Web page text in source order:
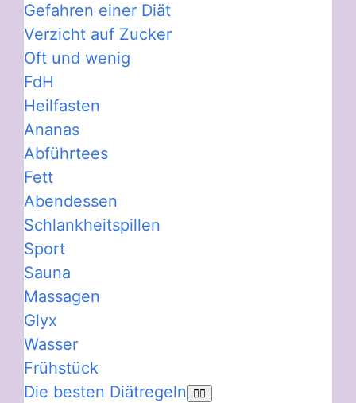
Gefahren einer Diät
Verzicht auf Zucker
Oft und wenig
FdH
Heilfasten
Ananas
Abführtees
Fett
Abendessen
Schlankheitspillen
Sport
Sauna
Massagen
Glyx
Wasser
Frühstück
Die besten Diätregeln